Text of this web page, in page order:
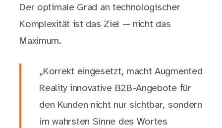
Der optimale Grad an technologischer
Komplexität ist das Ziel — nicht das
Maximum.
„Korrekt eingesetzt, macht Augmented
Reality innovative B2B-Angebote für
den Kunden nicht nur sichtbar, sondern
im wahrsten Sinne des Wortes